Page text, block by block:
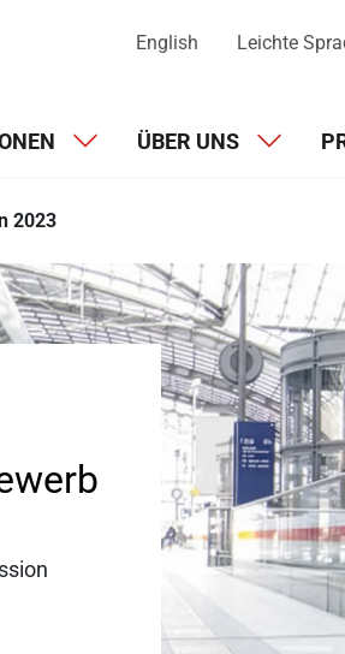
English Leichte
ÜBER UNS
2023